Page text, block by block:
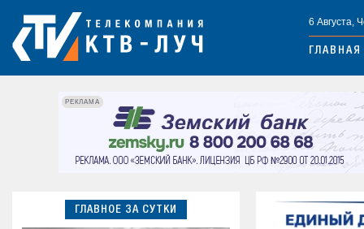
6 Августа,
ГЛАВНАЯ
РЕКЛАМА
ГЛАВНОЕ ЗА СУТКИ